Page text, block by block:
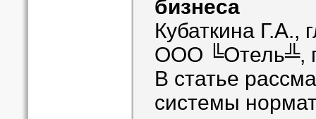
бизнеса
Кубаткина Г.А.,
ООО ╚Отель╩,
В статье
системы